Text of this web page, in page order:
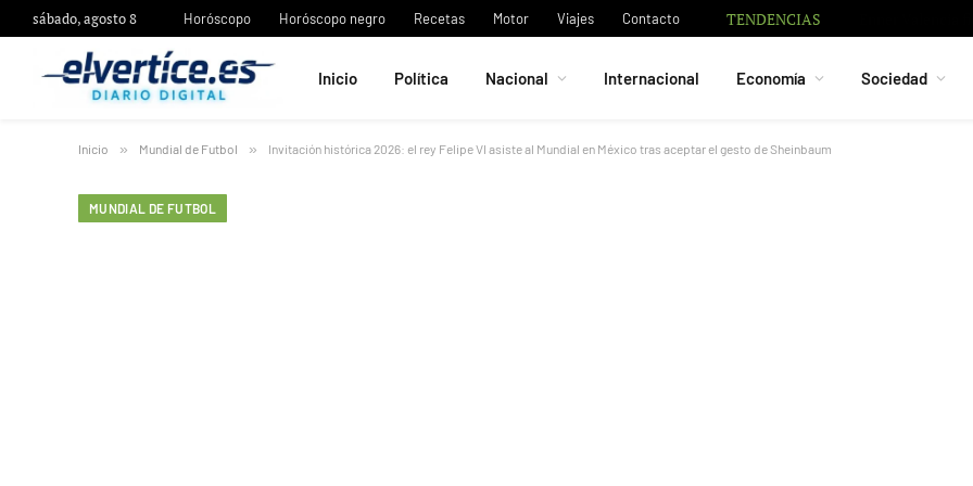
sábado, agosto 8 Horóscopo Horóscopo negro Recetas Motor Viajes Contacto TENDENCIAS
Inicio Política Nacional Internacional Economía Sociedad
Inicio » Mundial de Futbol » Invitación histórica 2026: el rey Felipe VI asiste al Mundial en México tras aceptar el gesto de Sheinbaum
MUNDIAL DE FUTBOL